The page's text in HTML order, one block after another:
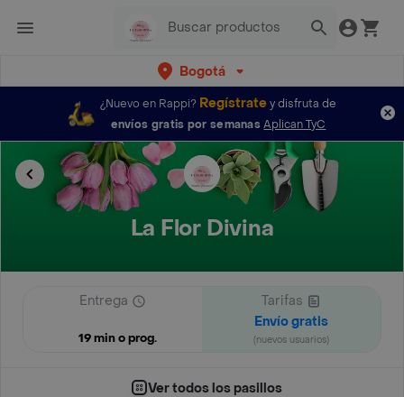
Bogotá
¿Nuevo en Rappi? Regístratey disfruta de
envíos gratis por semanas Aplican TyC
La Flor Divina
Entrega
19 min o prog.
Tarifas
Envío gratis
(nuevos usuarios)
Ver todos los pasillos